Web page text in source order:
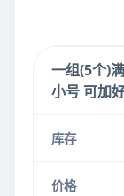
一组(5个)
小号 可加